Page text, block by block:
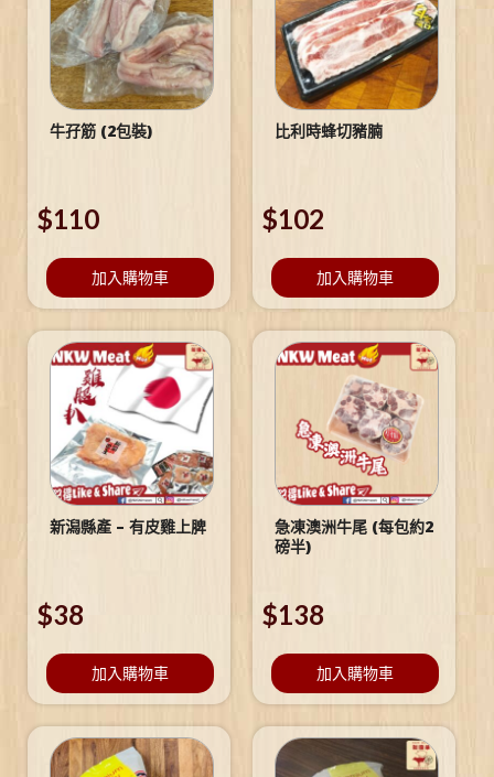
牛孖筋 (2包裝)
$110
加入購物車
比利時蜂切豬腩
$102
加入購物車
新潟縣產 – 有皮雞上脾
$38
加入購物車
急凍澳洲牛尾 (每包約2
磅半)
$138
加入購物車